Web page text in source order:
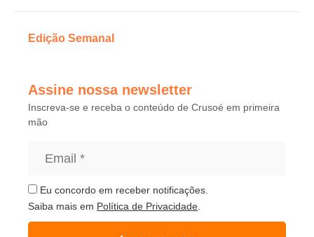
Edição Semanal
Assine nossa newsletter
Inscreva-se e receba o conteúdo de Crusoé em primeira
mão
Eu concordo em receber notificações.
Saiba mais em Política de Privacidade